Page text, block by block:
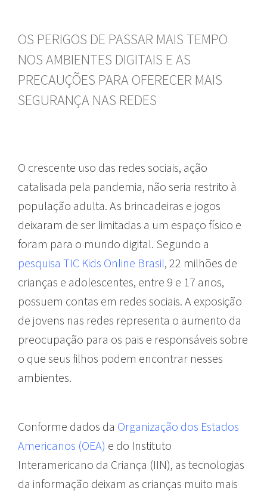
OS PERIGOS DE PASSAR MAIS TEMPO
NOS AMBIENTES DIGITAIS E AS
PRECAUÇÕES PARA OFERECER MAIS
SEGURANÇA NAS REDES
O crescente uso das redes sociais, ação
catalisada pela pandemia, não seria restrito à
população adulta. As brincadeiras e jogos
deixaram de ser limitadas a um espaço físico e
foram para o mundo digital. Segundo a
pesquisa TIC Kids Online Brasil, 22 milhões de
crianças e adolescentes, entre 9 e 17 anos,
possuem contas em redes sociais. A exposição
de jovens nas redes representa o aumento da
preocupação para os pais e responsáveis sobre
o que seus filhos podem encontrar nesses
ambientes.
Conforme dados da Organização dos Estados
Americanos (OEA) e do Instituto
Interamericano da Criança (IIN), as tecnologias
da informação deixam as crianças muito mais